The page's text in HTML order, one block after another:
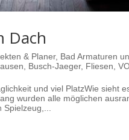
Dach
& Planer, Bad Armaturen
Busch-Jaeger, Fliesen
und viel PlatzWie sieht
wurden alle möglichen